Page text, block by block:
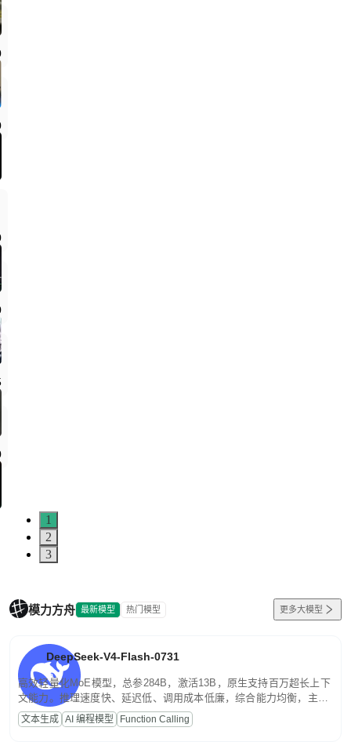
1
2
3
模力方舟 最新模型 热门模型 更多大模型
DeepSeek-V4-Flash-0731
高效轻量化MoE模型，总参284B，激活13B，原生支持百万超长上下
文能力。推理速度快、延迟低、调用成本低廉，综合能力均衡，主打
高并发、轻量化任务，适合日常对话、内容创作、基础 RAG、批量
文案处理等普惠刚需场景。
文本生成 AI 编程模型 Function Calling